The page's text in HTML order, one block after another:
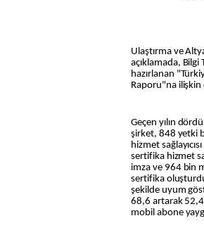
Ulaştırma ve
açıklamada,
hazırlanan
Raporu"na
Geçen yılın
şirket, 848 yetki
hizmet
sertifika hizmet
imza ve 964 bin
sertifika
şekilde uyum
68,6 artarak 52,4
mobil abone